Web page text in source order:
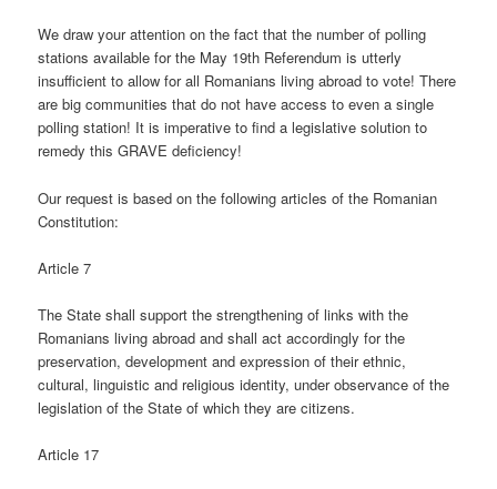
We draw your attention on the fact that the number of polling
stations available for the May 19th Referendum is utterly
insufficient to allow for all Romanians living abroad to vote! There
are big communities that do not have access to even a single
polling station! It is imperative to find a legislative solution to
remedy this GRAVE deficiency!
Our request is based on the following articles of the Romanian
Constitution:
Article 7
The State shall support the strengthening of links with the
Romanians living abroad and shall act accordingly for the
preservation, development and expression of their ethnic,
cultural, linguistic and religious identity, under observance of the
legislation of the State of which they are citizens.
Article 17